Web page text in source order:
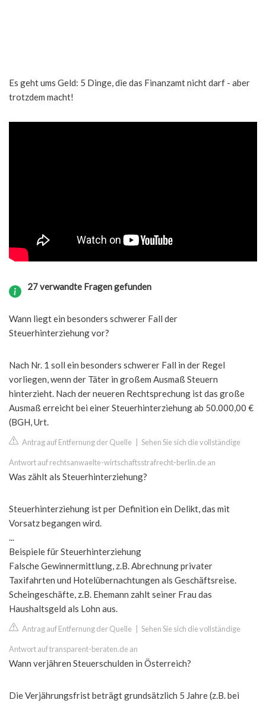
Es geht ums Geld: 5 Dinge, die das Finanzamt nicht darf - aber
trotzdem macht!
27 verwandte Fragen gefunden
Wann liegt ein besonders schwerer Fall der
Steuerhinterziehung vor?
Nach Nr. 1 soll ein besonders schwerer Fall in der Regel
vorliegen, wenn der Täter in großem Ausmaß Steuern
hinterzieht. Nach der neueren Rechtsprechung ist das große
Ausmaß erreicht bei einer Steuerhinterziehung ab 50.000,00 €
(BGH, Urt.
Antrag auf Entfernung der Quelle Sehen Sie sich die vollständige
Antwort auf rechtsanwaelte-wirtschaftsstrafrecht-berlin.de an
Was zählt als Steuerhinterziehung?
Steuerhinterziehung ist per Definition ein Delikt, das mit
Vorsatz begangen wird.
...
Beispiele für Steuerhinterziehung
Falsche Gewinnermittlung, z.B. Abrechnung privater
Taxifahrten und Hotelübernachtungen als Geschäftsreise.
Scheingeschäfte, z.B. Ehemann zahlt seiner Frau das
Haushaltsgeld als Lohn aus.
Antrag auf Entfernung der Quelle Sehen Sie sich die vollständige
Antwort auf transparent-beraten.de an
Wann verjähren Steuerschulden in Österreich?
Die Verjährungsfrist beträgt grundsätzlich 5 Jahre (z.B. bei